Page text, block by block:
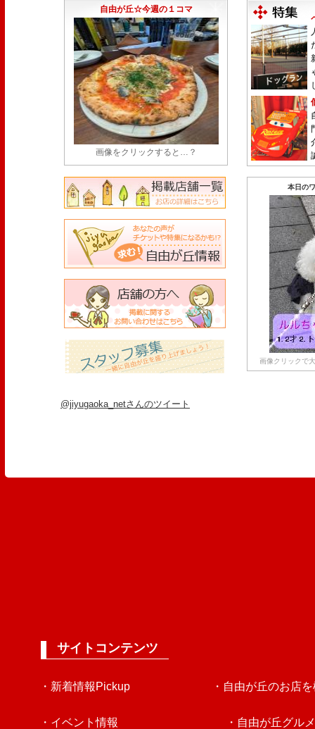
永久パス配布も！
自由が丘☆今週の１コマ
画像をクリックすると…？
本日の
画像クリックで
@jiyugaoka_netさんのツイート
サイトコンテンツ
・新着情報Pickup
・イベント情報
・自由が丘のお店
・自由が丘グルメ